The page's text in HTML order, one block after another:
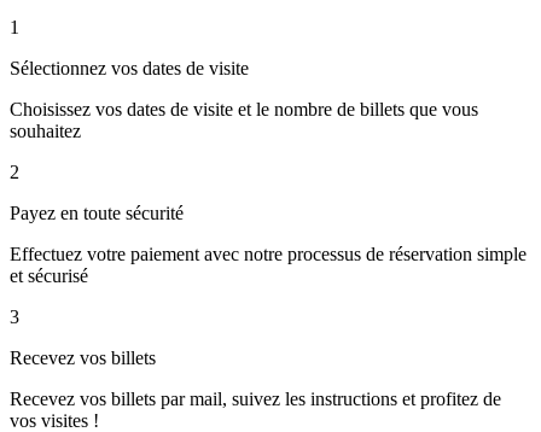
1
Sélectionnez vos dates de visite
Choisissez vos dates de visite et le nombre de billets que vous
souhaitez
2
Payez en toute sécurité
Effectuez votre paiement avec notre processus de réservation simple
et sécurisé
3
Recevez vos billets
Recevez vos billets par mail, suivez les instructions et profitez de
vos visites !